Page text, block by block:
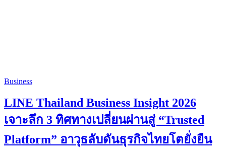
Business
LINE Thailand Business Insight 2026
เจาะลึก 3 ทิศทางเปลี่ยนผ่านสู่ “Trusted
Platform” อาวุธลับดันธุรกิจไทยโตยั่งยืน